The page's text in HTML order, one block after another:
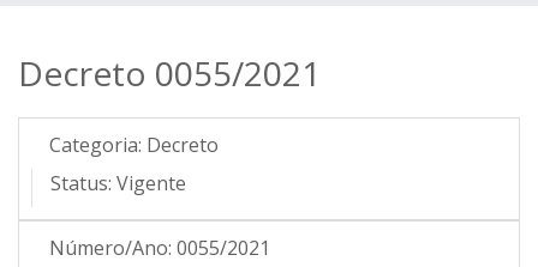
Decreto 0055/2021
Categoria: Decreto
Status: Vigente
Número/Ano: 0055/2021